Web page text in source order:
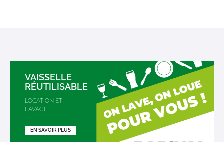
VAISSELLE
RÉUTILISABLE
LOCATION ET
LAVAGE
EN SAVOIR PLUS